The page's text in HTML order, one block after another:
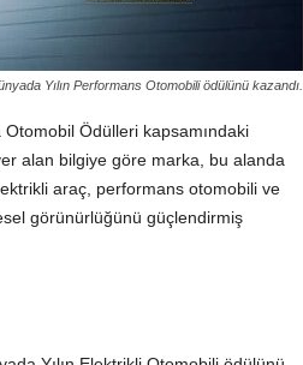
Yılın Performans Otomobili ödülünü kazandı.
Ödülleri kapsamındaki
alan bilgiye göre marka, bu alanda
araç, performans otomobili ve
görünürlüğünü güçlendirmiş